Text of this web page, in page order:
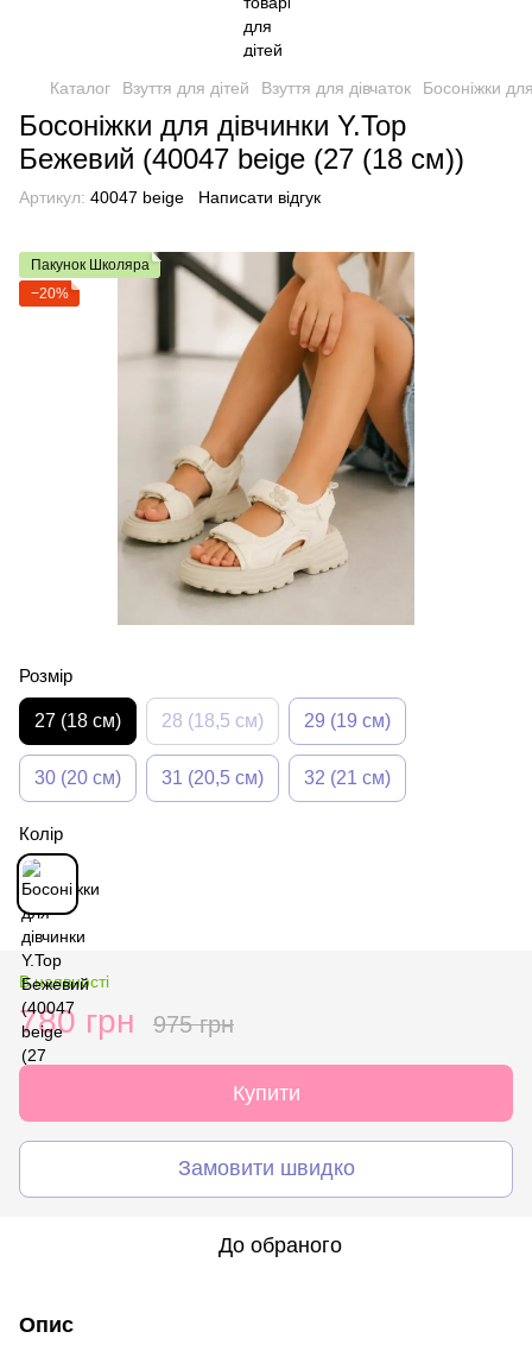
Каталог Взуття для дітей Взуття для дівчаток Босоніжки
Босоніжки для дівчинки Y.Top
Бежевий (40047 beige (27 (18 см))
Артикул: 40047 beige Написати відгук
Пакунок Школяра
−20%
Розмір
27 (18 см) 28 (18,5 см) 29 (19 см)
30 (20 см) 31 (20,5 см) 32 (21 см)
Колір
В наявності
780 грн 975 грн
Купити
Замовити швидко
До обраного
Опис